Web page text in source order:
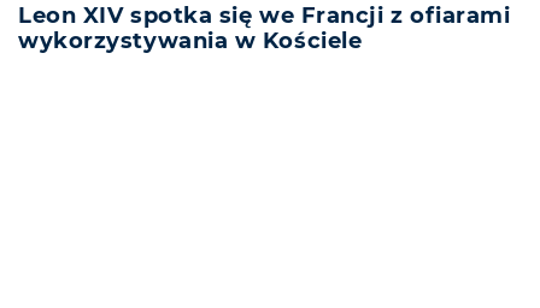
Leon XIV spotka się we Francji z ofiarami
wykorzystywania w Kościele